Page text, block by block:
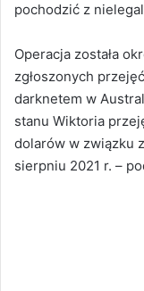
pochodzić z
Operacja została
zgłoszonych
darknetem w
stanu Wiktoria
dolarów w związku
sierpniu 2021 r. –